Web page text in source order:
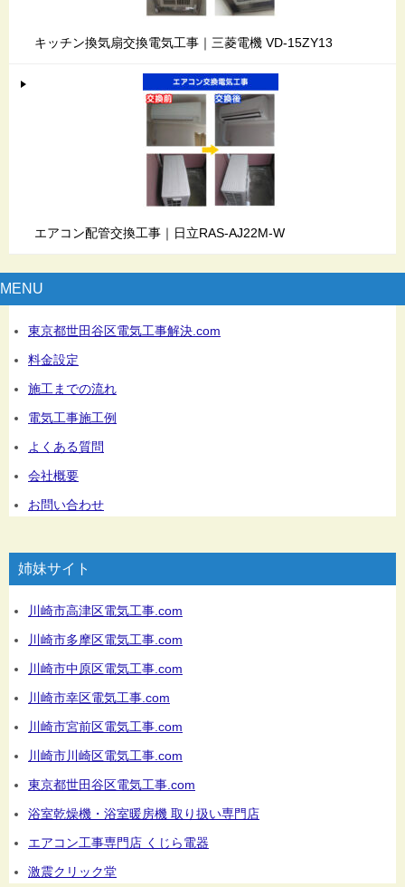
キッチン換気扇交換電気工事｜三菱電機 VD-15ZY13
エアコン配管交換工事｜日立RAS-AJ22M-W
MENU
東京都世田谷区電気工事解決.com
料金設定
施工までの流れ
電気工事施工例
よくある質問
会社概要
お問い合わせ
姉妹サイト
川崎市高津区電気工事.com
川崎市多摩区電気工事.com
川崎市中原区電気工事.com
川崎市幸区電気工事.com
川崎市宮前区電気工事.com
川崎市川崎区電気工事.com
東京都世田谷区電気工事.com
浴室乾燥機・浴室暖房機 取り扱い専門店
エアコン工事専門店 くじら電器
激震クリック堂